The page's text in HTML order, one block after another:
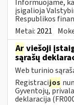
Informuojame,
įsigalioja
Respublikos
Metai: 2021
Ar viešoji
sąrašų
Web turinio
Registracijos
Gyventojų,
deklaracija